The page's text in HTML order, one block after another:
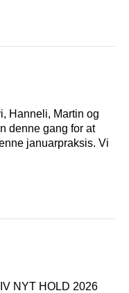
Hanneli, Martin og
denne gang for at
januarpraksis. Vi
NYT HOLD 2026